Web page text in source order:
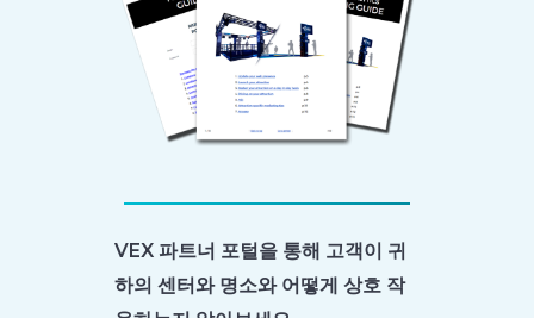
VEX 파트너 포털을 통해 고객이 귀
하의 센터와 명소와 어떻게 상호 작